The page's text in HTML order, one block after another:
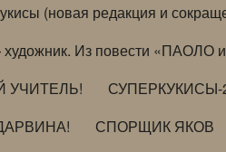
(новая редакция и
Из повести «ПАОЛО
УЧИТЕЛЬ!
СУПЕРКУКИСЫ-2
СПОРЩИК ЯКОВ